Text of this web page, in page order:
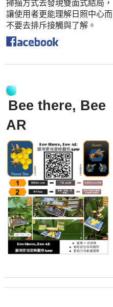
掃描方式去發現雙面式結局，
讓使用者更能理解日照中心而
不要去排斥接觸與了解。
Bee there, Bee
AR